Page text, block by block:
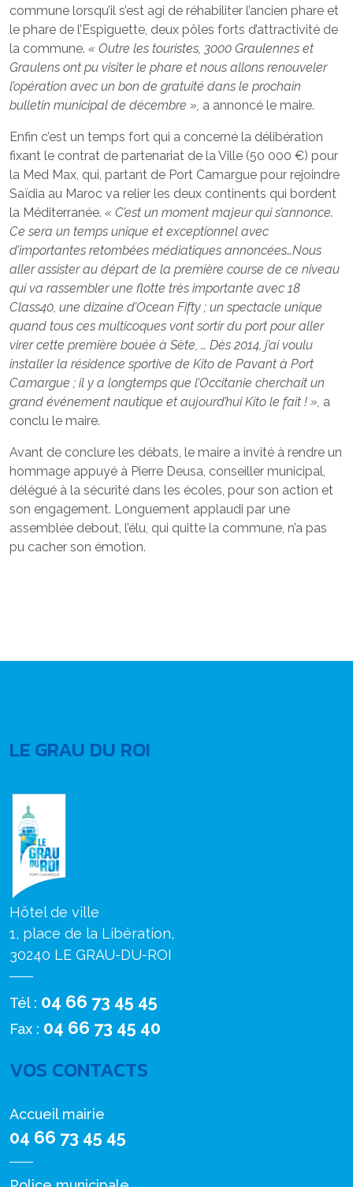
commune lorsqu’il s’est agi de réhabiliter l’ancien phare et
le phare de l’Espiguette, deux pôles forts d’attractivité de
la commune. « Outre les touristes, 3000 Graulennes et
Graulens ont pu visiter le phare et nous allons renouveler
l’opération avec un bon de gratuité dans le prochain
bulletin municipal de décembre », a annoncé le maire.
Enfin c’est un temps fort qui a concerné la délibération
fixant le contrat de partenariat de la Ville (50 000 €) pour
la Med Max, qui, partant de Port Camargue pour rejoindre
Saïdia au Maroc va relier les deux continents qui bordent
la Méditerranée. « C’est un moment majeur qui s’annonce.
Ce sera un temps unique et exceptionnel avec
d’importantes retombées médiatiques annoncées…Nous
aller assister au départ de la première course de ce niveau
qui va rassembler une flotte très importante avec 18
Class40, une dizaine d’Ocean Fifty ; un spectacle unique
quand tous ces multicoques vont sortir du port pour aller
virer cette première bouée à Sète, … Dès 2014, j’ai voulu
installer la résidence sportive de Kito de Pavant à Port
Camargue ; il y a longtemps que l’Occitanie cherchait un
grand événement nautique et aujourd’hui Kito le fait ! », a
conclu le maire.
Avant de conclure les débats, le maire a invité à rendre un
hommage appuyé à Pierre Deusa, conseiller municipal,
délégué à la sécurité dans les écoles, pour son action et
son engagement. Longuement applaudi par une
assemblée debout, l’élu, qui quitte la commune, n’a pas
pu cacher son émotion.
LE GRAU DU ROI
Hôtel de ville
1, place de la Libération,
30240 LE GRAU-DU-ROI
Tél : 04 66 73 45 45
Fax : 04 66 73 45 40
VOS CONTACTS
Accueil mairie
04 66 73 45 45